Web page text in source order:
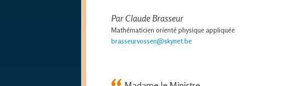
Par Claude Brasseur
Mathématicien orienté physique appliquée
brasseurvossen@skynet.be